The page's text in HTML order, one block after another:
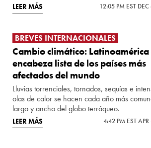
LEER MÁS 12:05 PM EST
BREVES INTERNACIONALES
Cambio climático: Latinoamérica
encabeza lista de los países más
afectados del mundo
Lluvias torrenciales, tornados, sequías e
olas de calor se hacen cada año más
largo y ancho del globo terráqueo.
LEER MÁS 4:42 PM EST